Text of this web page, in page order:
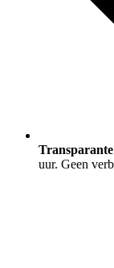
uur. Geen